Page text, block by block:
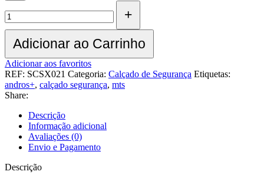
Adicionar ao Carrinho
Adicionar aos favoritos
REF: SCSX021 Categoria: Calçado de Segurança Etiquetas:
andros+, calçado segurança, mts
Share:
Descrição
Informação adicional
Avaliações (0)
Envio e Pagamento
Descrição